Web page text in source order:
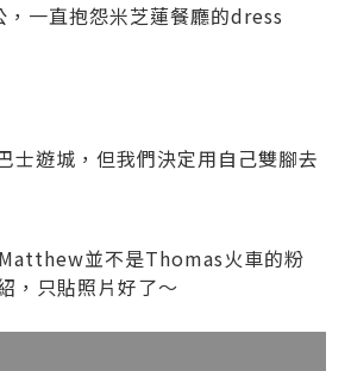
一直抱怨米芝蓮餐廳的dress
士遊城，但我們決定用自己雙腳去
並不是Thomas火車的粉
，只貼照片好了～